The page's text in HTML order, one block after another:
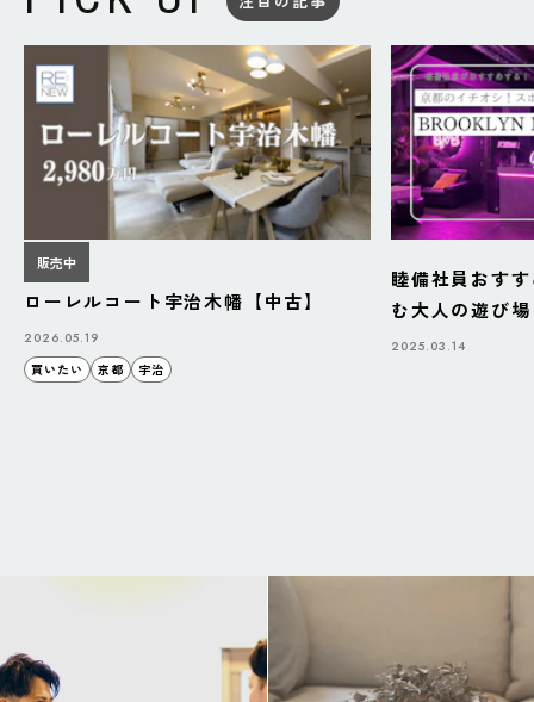
販売中
ローレルコート宇治木幡【中古】
2026.05.19
買いたい
京都 宇治
睦備社員おす
む大人の遊び
BAZAAR」
2025.03.14